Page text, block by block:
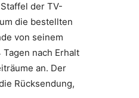
der TV-
die bestellten
von seinem
nach Erhalt
an. Der
Rücksendung,